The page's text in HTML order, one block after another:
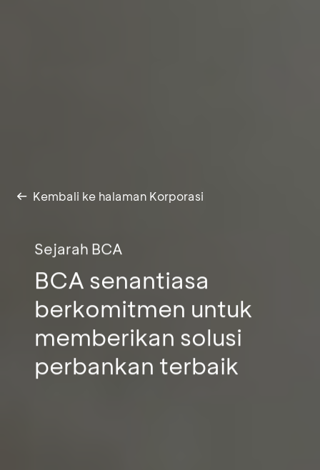
Kembali ke halaman Korporasi
Sejarah BCA
BCA senantiasa
berkomitmen untuk
memberikan solusi
perbankan terbaik